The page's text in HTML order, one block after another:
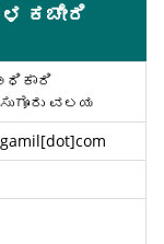
ಕಚೇರಿ
ವಲಯ